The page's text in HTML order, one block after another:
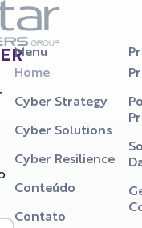
Menu
Home
Cyber Strategy
Cyber Solutions
Cyber Resilience
Conteúdo
Contato